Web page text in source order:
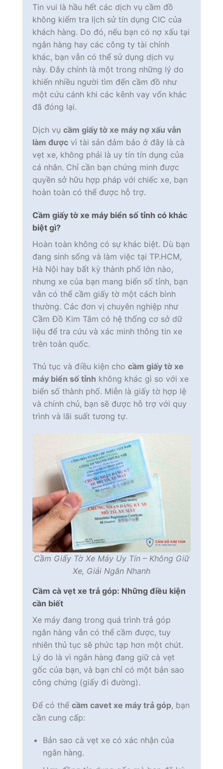
Tin vui là hầu hết các dịch vụ cầm đồ
không kiểm tra lịch sử tín dụng CIC của
khách hàng. Do đó, nếu bạn có nợ xấu tại
ngân hàng hay các công ty tài chính
khác, bạn vẫn có thể sử dụng dịch vụ
này. Đây chính là một trong những lý do
khiến nhiều người tìm đến cầm đồ như
một cứu cánh khi các kênh vay vốn khác
đã đóng lại.
Dịch vụ cầm giấy tờ xe máy nợ xấu vẫn
làm được vì tài sản đảm bảo ở đây là cà
vẹt xe, không phải là uy tín tín dụng của
cá nhân. Chỉ cần bạn chứng minh được
quyền sở hữu hợp pháp với chiếc xe, bạn
hoàn toàn có thể được hỗ trợ.
Cầm giấy tờ xe máy biển số tỉnh có khác
biệt gì?
Hoàn toàn không có sự khác biệt. Dù bạn
đang sinh sống và làm việc tại TP.HCM,
Hà Nội hay bất kỳ thành phố lớn nào,
nhưng xe của bạn mang biển số tỉnh, bạn
vẫn có thể cầm giấy tờ một cách bình
thường. Các đơn vị chuyên nghiệp như
Cầm Đồ Kim Tâm có hệ thống cơ sở dữ
liệu để tra cứu và xác minh thông tin xe
trên toàn quốc.
Thủ tục và điều kiện cho cầm giấy tờ xe
máy biển số tỉnh không khác gì so với xe
biển số thành phố. Miễn là giấy tờ hợp lệ
và chính chủ, bạn sẽ được hỗ trợ với quy
trình và lãi suất tương tự.
Cầm Giấy Tờ Xe Máy Uy Tín – Không Giữ
Xe, Giải Ngân Nhanh
Cầm cà vẹt xe trả góp: Những điều kiện
cần biết
Xe máy đang trong quá trình trả góp
ngân hàng vẫn có thể cầm được, tuy
nhiên thủ tục sẽ phức tạp hơn một chút.
Lý do là vì ngân hàng đang giữ cà vẹt
gốc của bạn, và bạn chỉ có một bản sao
công chứng (giấy đi đường).
Để có thể cầm cavet xe máy trả góp, bạn
cần cung cấp:
Bản sao cà vẹt xe có xác nhận của
ngân hàng.